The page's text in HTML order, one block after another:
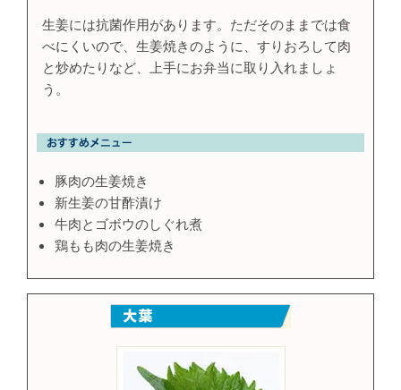
生姜には抗菌作用があります。ただそのままでは食
べにくいので、生姜焼きのように、すりおろして肉
と炒めたりなど、上手にお弁当に取り入れましょ
う。
豚肉の生姜焼き
新生姜の甘酢漬け
牛肉とゴボウのしぐれ煮
鶏もも肉の生姜焼き